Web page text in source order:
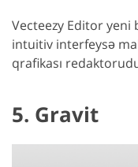
Vecteezy Editor
intuitiv interfeysə
qrafikası
5. Gravit